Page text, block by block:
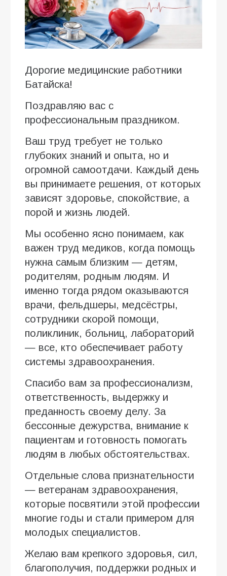
Дорогие медицинские работники
Батайска!
Поздравляю вас с
профессиональным праздником.
Ваш труд требует не только
глубоких знаний и опыта, но и
огромной самоотдачи. Каждый день
вы принимаете решения, от которых
зависят здоровье, спокойствие, а
порой и жизнь людей.
Мы особенно ясно понимаем, как
важен труд медиков, когда помощь
нужна самым близким — детям,
родителям, родным людям. И
именно тогда рядом оказываются
врачи, фельдшеры, медсёстры,
сотрудники скорой помощи,
поликлиник, больниц, лабораторий
— все, кто обеспечивает работу
системы здравоохранения.
Спасибо вам за профессионализм,
ответственность, выдержку и
преданность своему делу. За
бессонные дежурства, внимание к
пациентам и готовность помогать
людям в любых обстоятельствах.
Отдельные слова признательности
— ветеранам здравоохранения,
которые посвятили этой профессии
многие годы и стали примером для
молодых специалистов.
Желаю вам крепкого здоровья, сил,
благополучия, поддержки родных и